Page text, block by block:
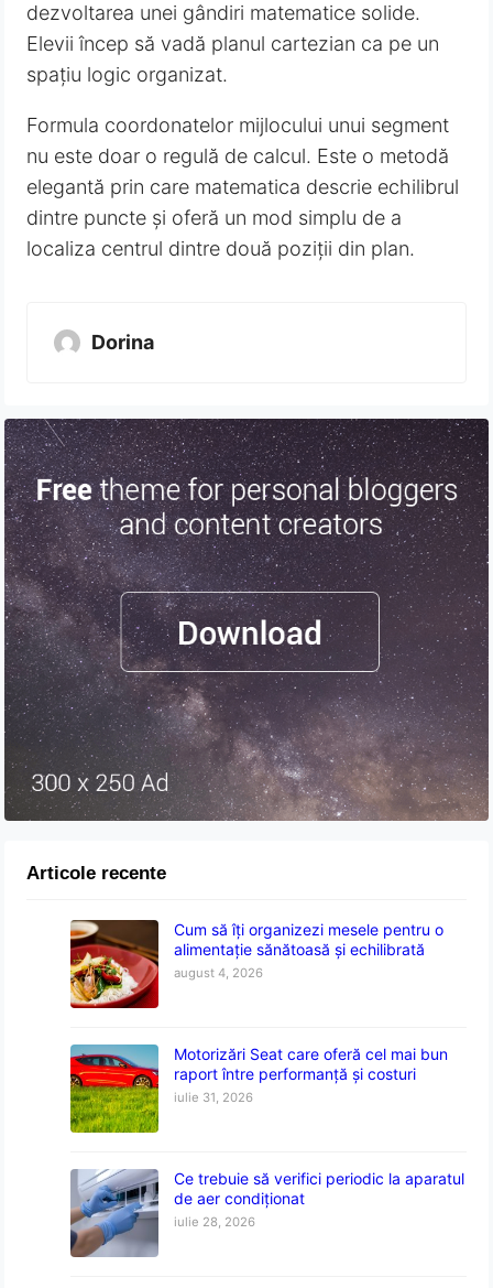
dezvoltarea unei gândiri matematice solide.
Elevii încep să vadă planul cartezian ca pe un
spațiu logic organizat.
Formula coordonatelor mijlocului unui segment
nu este doar o regulă de calcul. Este o metodă
elegantă prin care matematica descrie echilibrul
dintre puncte și oferă un mod simplu de a
localiza centrul dintre două poziții din plan.
Dorina
Articole recente
Cum să îți organizezi mesele pentru o
alimentație sănătoasă și echilibrată
august 4, 2026
Motorizări Seat care oferă cel mai bun
raport între performanță și costuri
iulie 31, 2026
Ce trebuie să verifici periodic la aparatul
de aer condiționat
iulie 28, 2026